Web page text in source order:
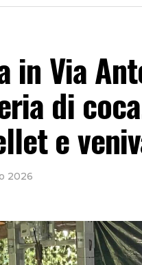
in Via
di
e
2026